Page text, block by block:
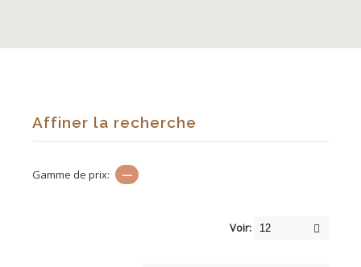
Affiner la recherche
Gamme de prix: —
Voir: